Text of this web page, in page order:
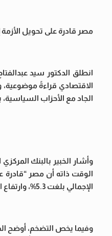
مصر قادرة على تحويل
انطلق الدكتور سيد
الاقتصادي قراءةً موضوعية،
الجاد مع الأحزاب
وأشار الخبير بالبنك
الوقت ذاته أن مصر “قادرة
الإجمالي بلغت 5.3%، وارتفاع الاحتياطي النقدي إلى 53 مليار دولار، وتراجع معدل البطالة إلى 6% في الربع الأول من العام الحالي.
وفيما يخص التضخم، أوضح